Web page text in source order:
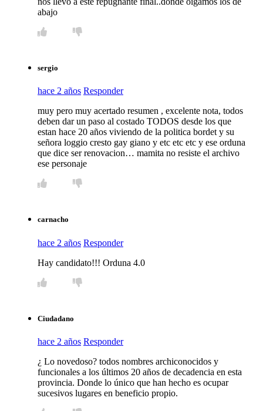
abajo
sergio
hace 2 años Responder
muy pero muy acertado resumen , excelente nota, todos
deben dar un paso al costado TODOS desde los que
estan hace 20 años viviendo de la politica bordet y su
señora loggio cresto gay giano y etc etc etc y ese orduna
que dice ser renovacion… mamita no resiste el archivo
ese personaje
carnacho
hace 2 años Responder
Hay candidato!!! Orduna 4.0
Ciudadano
hace 2 años Responder
¿ Lo novedoso? todos nombres archiconocidos y
funcionales a los últimos 20 años de decadencia en esta
provincia. Donde lo único que han hecho es ocupar
sucesivos lugares en beneficio propio.